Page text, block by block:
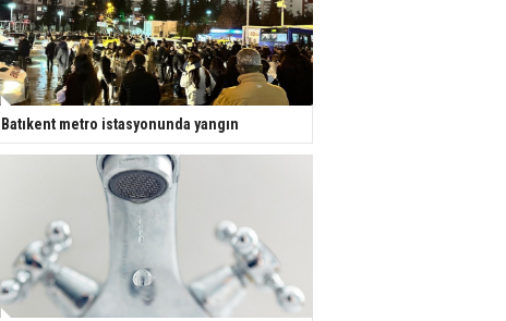
Batıkent metro istasyonunda yangın